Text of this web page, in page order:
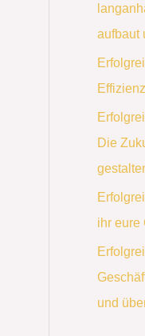
aufbaut
Die
ihr eure
und